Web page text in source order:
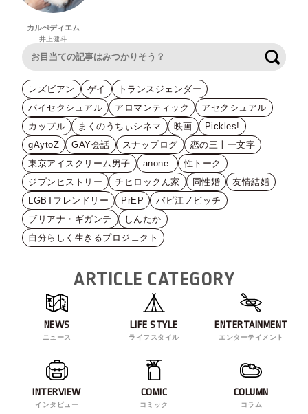
カルぺディエム
井上健斗
レズビアン ゲイ
トランスジェンダー
バイセクシュアル
アロマンティック
アセクシュアル
カップル
まくのうちぃシネマ 映画
Pickles!
gAytoZ
GAY会話 スナップログ
恋の三十一文字
東京アイスクリーム男子
anone.
性トーク
ジブンヒストリー
チヒロックん家 同性婚
友情結婚
LGBTフレンドリー
PrEP
バビ江ノビッチ
ブリアナ・ギガンテ
しんたか
自分らしく生きるプロジェクト
ARTICLE CATEGORY
NEWS
ニュース
LIFE STYLE
ライフスタイル
ENTERTAINMENT
エンターテイメント
INTERVIEW
インタビュー
COMIC
コミック
COLUMN
コラム